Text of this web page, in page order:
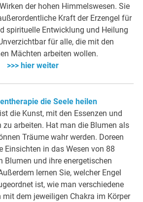
der hohen Himmelswesen. Sie
Kraft der Erzengel für
spirituelle Entwicklung und Heilung
für alle, die mit den
Mächten arbeiten wollen.
>>> hier weiter
die Seele heilen
die Kunst, mit den Essenzen und
zu arbeiten. Hat man die Blumen als
Träume wahr werden. Doreen
Einsichten in das Wesen von 88
Blumen und ihre energetischen
lernen Sie, welcher Engel
ist, wie man verschiedene
mit dem jeweiligen Chakra im Körper